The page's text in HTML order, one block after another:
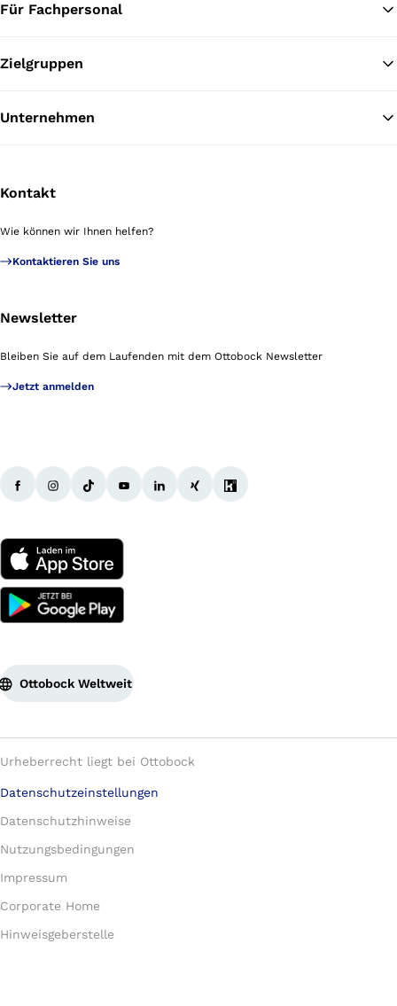
Für Fachpersonal
Zielgruppen
Unternehmen
Kontakt
Wie können wir Ihnen helfen?
Kontaktieren Sie uns
Newsletter
Bleiben Sie auf dem Laufenden mit dem Ottobock Newsletter
Jetzt anmelden
Ottobock Weltweit
Urheberrecht liegt bei Ottobock
Datenschutzeinstellungen
Datenschutzhinweise
Nutzungsbedingungen
Impressum
Corporate Home
Hinweisgeberstelle